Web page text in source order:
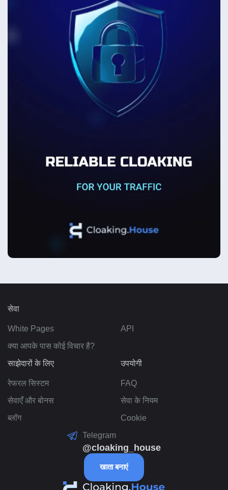
सेवा
White Pages
API
क्या आपके पास कोई विचार है?
साझेदारों के लिए
रेफरल सिस्टम
सेवाएँ और बोनस
ब्लॉग
उपयोगी
FAQ
सेवा के नियम
Cookie
Telegram
@cloaking_house
खाता बनाएं